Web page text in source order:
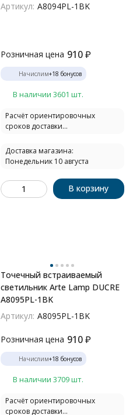
Артикул: A8094PL-1BK
Розничная цена 910 ₽
Начислим+18 бонусов
В наличии 3601 шт.
Расчёт ориентировочных
сроков доставки...
Доставка магазина:
Понедельник 10 августа
В корзину
Точечный встраиваемый
светильник Arte Lamp DUCRE
A8095PL-1BK
Артикул: A8095PL-1BK
Розничная цена 910 ₽
Начислим+18 бонусов
В наличии 3709 шт.
Расчёт ориентировочных
сроков доставки...